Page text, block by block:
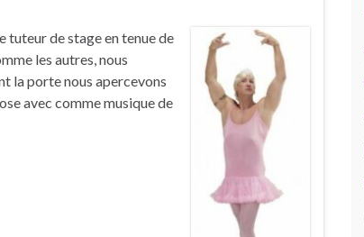
tuteur de stage en tenue de
les autres, nous
la porte nous apercevons
avec comme musique de